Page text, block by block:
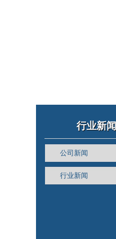
行业新闻
公司新闻
行业新闻